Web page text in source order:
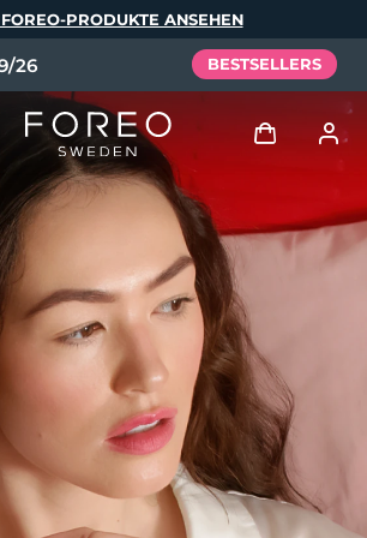
PRODUKTE ANSEHEN
26 BESTSELLERS
Anmelden
Benutzerkonto
Meine Geräte
Meine Bestellungen
Meine Adressen
Meine Abonnements
Tech Elixir
Set
Deutsch
Español
Português
Svenska
Русский
简体中文 繁體中文